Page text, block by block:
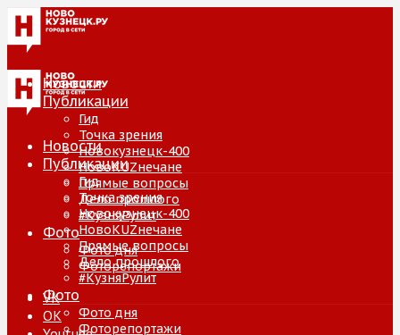
Новости
Публикации
Гид
Точка зрения
Новокузнецк-400
НовоKUZнечане
Прямые вопросы
Дело прошлого
#КузняРулит
Фото
Фото дня
Фоторепортажи
VK
ОК
Новости
Публикации
Гид
Точка зрения
Новокузнецк-400
НовоKUZнечане
Прямые вопросы
Дело прошлого
#КузняРулит
Фото
Фото дня
Фоторепортажи